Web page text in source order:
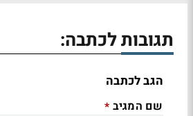
תגובות לכתבה:
הגב לכתבה
שם המגיב *